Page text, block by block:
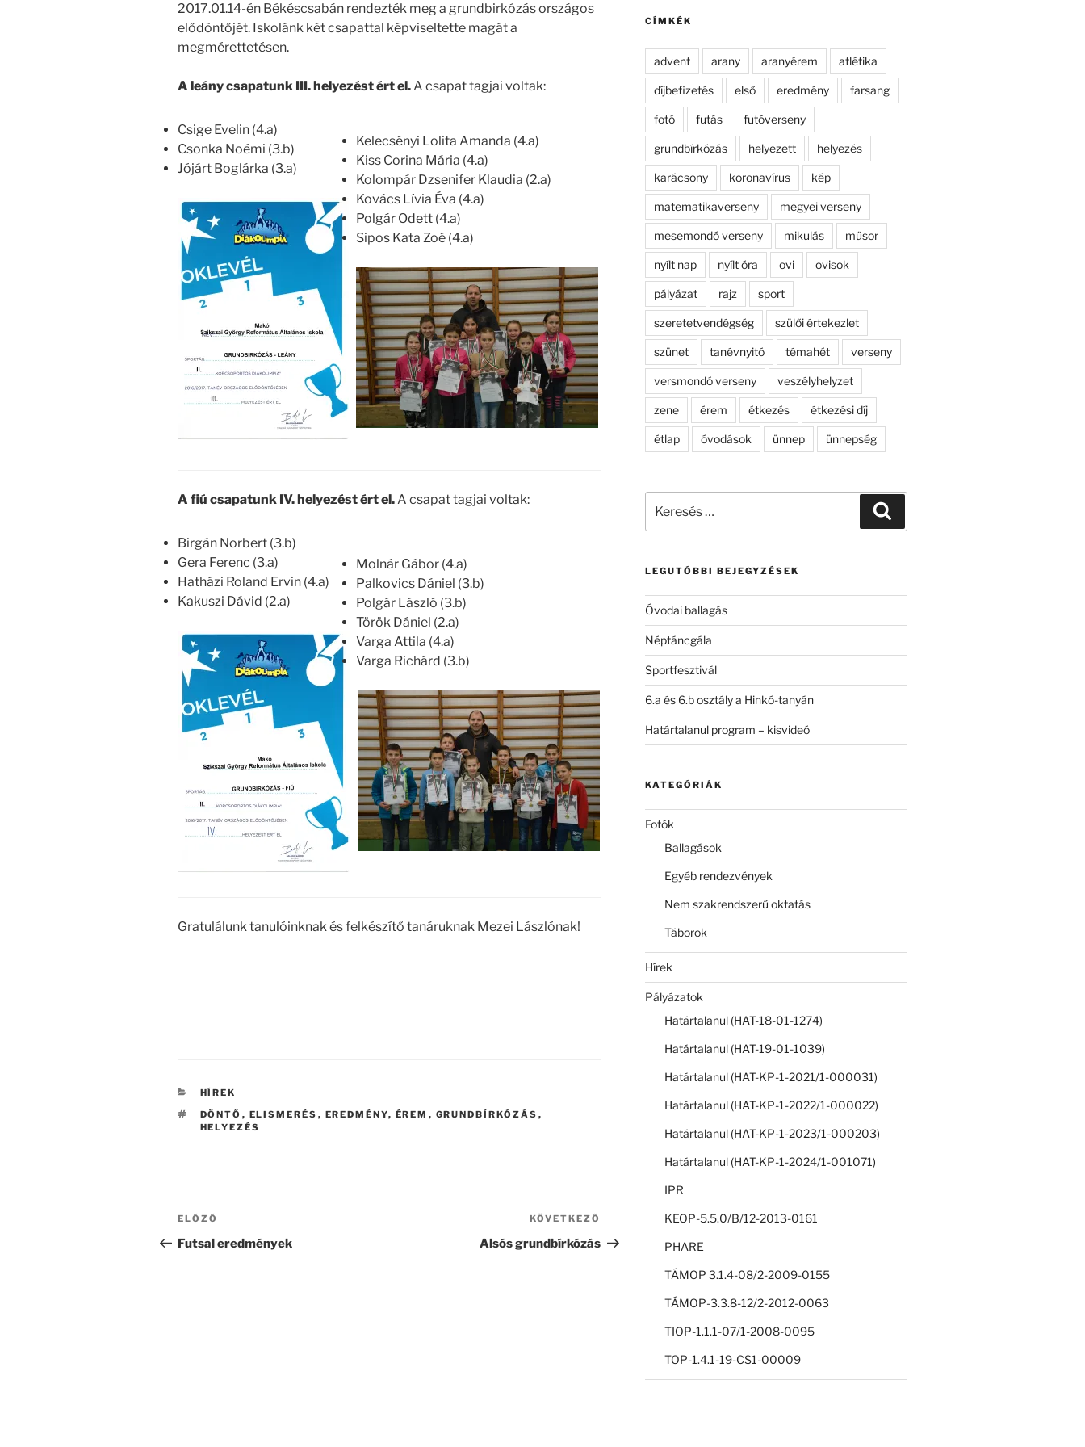
2017.01.14-én Békéscsabán rendezték meg a grundbirkózás országos
elődöntőjét. Iskolánk két csapattal képviseltette magát a
megmérettetésen.
A leány csapatunk III. helyezést ért el.A csapat tagjai voltak:
Csige Evelin (4.a)
Csonka Noémi (3.b)
Jójárt Boglárka (3.a)
Kelecsényi Lolita Amanda (4.a)
Kiss Corina Mária (4.a)
Kolompár Dzsenifer Klaudia (2.a)
Kovács Lívia Éva (4.a)
Polgár Odett (4.a)
Sipos Kata Zoé (4.a)
A fiú csapatunk IV. helyezést ért el.A csapat tagjai voltak:
Birgán Norbert (3.b)
Gera Ferenc (3.a)
Hatházi Roland Ervin (4.a)
Kakuszi Dávid (2.a)
Molnár Gábor (4.a)
Palkovics Dániel (3.b)
Polgár László (3.b)
Török Dániel (2.a)
Varga Attila (4.a)
Varga Richárd (3.b)
Gratulálunk tanulóinknak és felkészítő tanáruknak Mezei Lászlónak!
KATEGÓRIÁK
HÍREK
CÍMKÉK
DÖNTŐ , ELISMERÉS , EREDMÉNY, ÉREM , GRUNDBÍRKÓZÁS ,
HELYEZÉS
Bejegyzés
navigáció
Korábbi
bejegyzés
ELŐZŐ
Futsal eredmények
Következő
bejegyzés
KÖVETKEZŐ
Alsós grundbírkózás
CÍMKÉK
advent arany aranyérem atlétika
díjbefizetés első eredmény farsang
fotó futás futóverseny
grundbírkózás helyezett helyezés
karácsony koronavírus kép
matematikaverseny megyei verseny
mesemondó verseny mikulás műsor
nyílt nap nyílt óra ovi ovisok
pályázat rajz sport
szeretetvendégség szülői értekezlet
szünet tanévnyitó témahét verseny
versmondó verseny veszélyhelyzet
zene érem étkezés étkezési díj
étlap óvodások ünnep ünnepség
következő
LEGUTÓBBI BEJEGYZÉSEK
Óvodai ballagás
Néptáncgála
Sportfesztivál
6.a és 6.b osztály a Hinkó-tanyán
Határtalanul program – kisvideó
KATEGÓRIÁK
Fotók
Ballagások
Egyéb rendezvények
Nem szakrendszerű oktatás
Táborok
Hírek
Pályázatok
Határtalanul (HAT-18-01-1274)
Határtalanul (HAT-19-01-1039)
Határtalanul (HAT-KP-1-2021/1-000031)
Határtalanul (HAT-KP-1-2022/1-000022)
Határtalanul (HAT-KP-1-2023/1-000203)
Határtalanul (HAT-KP-1-2024/1-001071)
IPR
KEOP-5.5.0/B/12-2013-0161
PHARE
TÁMOP 3.1.4-08/2-2009-0155
TÁMOP-3.3.8-12/2-2012-0063
TIOP-1.1.1-07/1-2008-0095
TOP-1.4.1-19-CS1-00009